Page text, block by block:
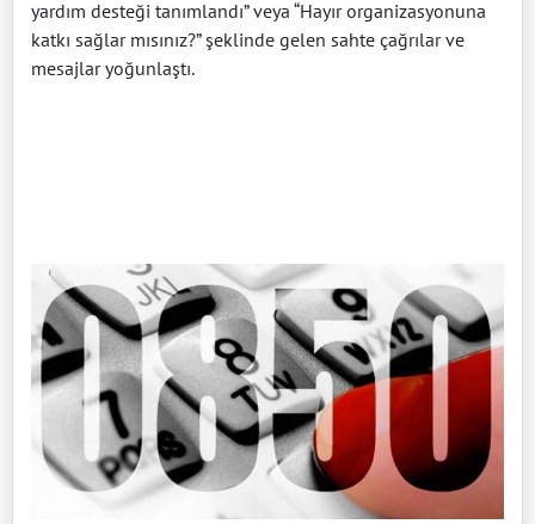
yardım desteği tanımlandı” veya “Hayır organizasyonuna
katkı sağlar mısınız?” şeklinde gelen sahte çağrılar ve
mesajlar yoğunlaştı.